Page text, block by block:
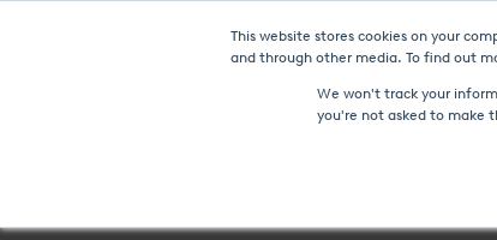
This website stores cookies on your
and through other media. To find out
We won't track your
you're not asked to make